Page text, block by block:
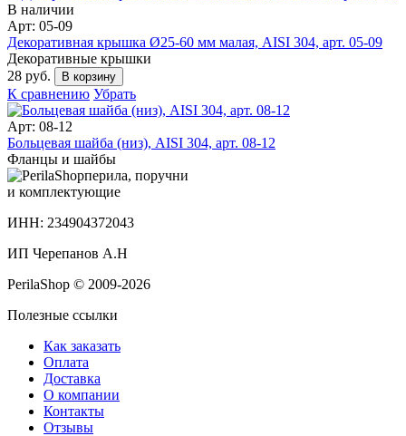
В наличии
Арт: 05-09
Декоративная крышка Ø25-60 мм малая, AISI 304, арт. 05-09
Декоративные крышки
28 руб.
В корзину
К сравнению Убрать
Арт: 08-12
Больцевая шайба (низ), AISI 304, арт. 08-12
Фланцы и шайбы
перила, поручни
и комплектующие
ИНН: 234904372043
ИП Черепанов А.Н
PerilaShop © 2009-2026
Полезные ссылки
Как заказать
Оплата
Доставка
О компании
Контакты
Отзывы